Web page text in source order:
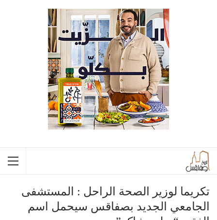
تكريما لوزير الصحة الراحل : المستشفى
الجامعي الجديد بصفاقس سيحمل اسم